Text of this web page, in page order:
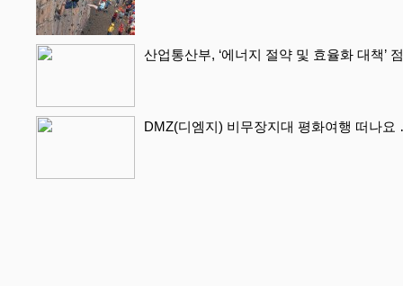
산업통산부, ‘에너지 절약 및 효율화 대책’